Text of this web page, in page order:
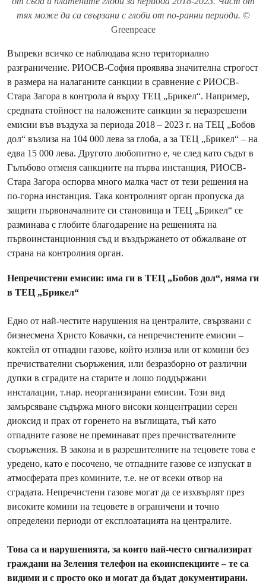
тях може да са свързани с глоби от по-ранни периоди. ©
Greenpeace
Въпреки всичко се наблюдава ясно териториално
разграничение. РИОСВ-София проявява значителна строгост
в размера на налаганите санкции в сравнение с РИОСВ-
Стара Загора в контрола ѝ върху ТЕЦ „Брикел“. Например,
средната стойност на наложените санкции за неразрешени
емисии във въздуха за периода 2018 – 2023 г. на ТЕЦ „Бобов
дол“ възлиза на 104 000 лева за глоба, а за ТЕЦ „Брикел“ – на
едва 15 000 лева. Другото любопитно е, че след като съдът в
Гълъбово отменя санкциите на първа инстанция, РИОСВ-
Стара Загора оспорва много малка част от тези решения на
по-горна инстанция. Така контролният орган пропуска да
защити първоначалните си становища и ТЕЦ „Брикел“ се
разминава с глобите благодарение на решенията на
първоинстанционния съд и въздържането от обжалване от
страна на контролния орган.
Непречистени емисии: има ги в ТЕЦ „Бобов дол“, няма ги
в ТЕЦ „Брикел“
Едно от най-честите нарушения на централите, свързвани с
бизнесмена Христо Ковачки, са непречистените емисии –
коктейл от отпадни газове, който излиза или от комини без
пречиствателни съоръжения, или безразборно от различни
дупки в сградите на старите и лошо поддържани
инсталации, т.нар. неорганизирани емисии. Този вид
замърсяване съдържа много високи концентрации серен
диоксид и прах от горенето на въглищата, тъй като
отпадните газове не преминават през пречиствателните
съоръжения. В закона и в разрешителните на тецовете това е
уредено, като е посочено, че отпадните газове се изпускат в
атмосферата през комините, т.е. не от всеки отвор на
сградата. Непречистени газове могат да се изхвърлят през
високите комини на тецовете в ограничени и точно
определени периоди от експлоатацията на централите.
Това са и нарушенията, за които най-често сигнализират
граждани на Зеления телефон на екоинспекциите – те са
видими и с просто око и могат да бъдат документирани.